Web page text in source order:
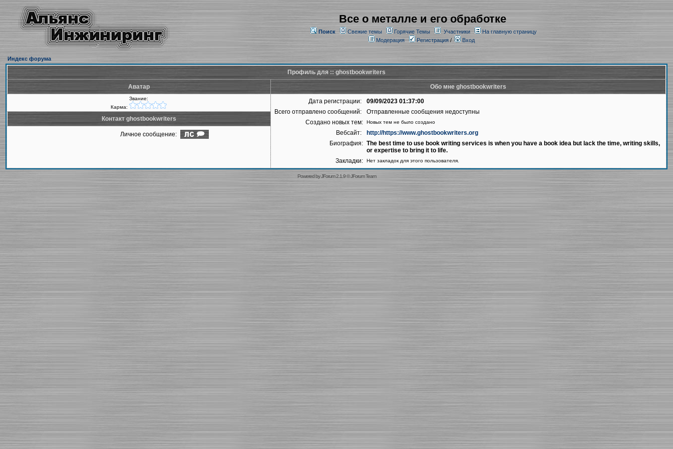
Все о металле и его обработке
Поиск Свежие темы Горячие Темы Участники
На главную страницу
Модерация
Регистрация/ Вход
Индекс форума
Профиль для :: ghostbookwriters
Аватар Обо мне ghostbookwriters
Звание:
Карма:
Дата регистрации:
09/09/2023 01:37:00
Всего отправлено сообщений:
Отправленные сообщения недоступны
Создано новых тем:
Новых тем не было создано
Вебсайт:
http://https://www.ghostbookwriters.org
Биография: The best time to use book writing services is when you have a book idea but lack the time, writing skills,
or expertise to bring it to life.
Закладки:
Нет закладок для этого пользователя.
Контакт ghostbookwriters
Личное сообщение:
Powered byJForum 2.1.9©JForum Team